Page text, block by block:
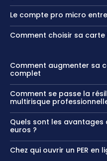
Le compte pro micro
Comment choisir sa
Comment augmenter sa
complet
Comment se passe la
multirisque
Quels sont les avantages
euros​ ?
Chez qui ouvrir un PER en